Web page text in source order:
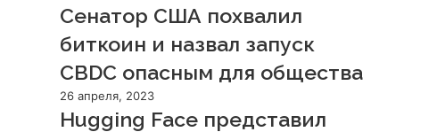
Сенатор США похвалил
биткоин и назвал запуск
CBDC опасным для общества
26 апреля, 2023
Hugging Face представил